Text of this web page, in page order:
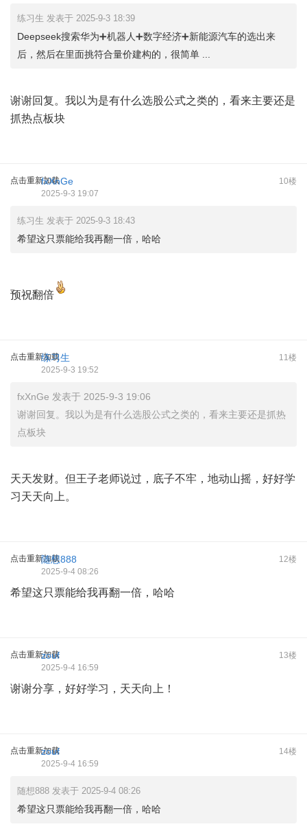
练习生 发表于 2025-9-3 18:39
Deepseek搜索华为➕机器人➕数字经济➕新能源汽车的选出来
后，然后在里面挑符合量价建构的，很简单 ...
谢谢回复。我以为是有什么选股公式之类的，看来主要还是
抓热点板块
点击重新加载 10楼
fxXnGe
2025-9-3 19:07
练习生 发表于 2025-9-3 18:43
希望这只票能给我再翻一倍，哈哈
预祝翻倍
点击重新加载 11楼
练习生
2025-9-3 19:52
fxXnGe 发表于 2025-9-3 19:06
谢谢回复。我以为是有什么选股公式之类的，看来主要还是抓热
点板块
天天发财。但王子老师说过，底子不牢，地动山摇，好好学
习天天向上。
点击重新加载 12楼
随想888
2025-9-4 08:26
希望这只票能给我再翻一倍，哈哈
点击重新加载 13楼
zouf
2025-9-4 16:59
谢谢分享，好好学习，天天向上！
点击重新加载 14楼
zouf
2025-9-4 16:59
随想888 发表于 2025-9-4 08:26
希望这只票能给我再翻一倍，哈哈